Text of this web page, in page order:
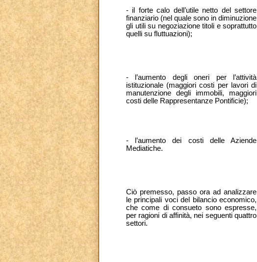
- il forte calo dell’utile netto del settore
finanziario (nel quale sono in diminuzione
gli utili su negoziazione titoli e soprattutto
quelli su fluttuazioni);
- l’aumento degli oneri per l’attività
istituzionale (maggiori costi per lavori di
manutenzione degli immobili, maggiori
costi delle Rappresentanze Pontificie);
- l’aumento dei costi delle Aziende
Mediatiche.
Ciò premesso, passo ora ad analizzare
le principali voci del bilancio economico,
che come di consueto sono espresse,
per ragioni di affinità, nei seguenti quattro
settori.